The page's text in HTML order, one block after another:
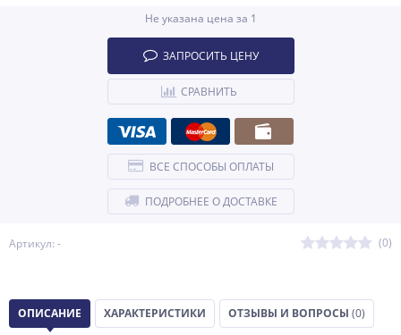
Артикул: - (0)
Не указана цена за 1
ЗАПРОСИТЬ ЦЕНУ
СРАВНИТЬ
ВСЕ СПОСОБЫ ОПЛАТЫ
ПОДРОБНЕЕ О ДОСТАВКЕ
ОПИСАНИЕ ХАРАКТЕРИСТИКИ ОТЗЫВЫ И ВОПРОСЫ (0)